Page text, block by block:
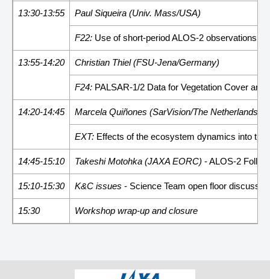
13:30-13:55 Paul Siqueira (Univ. Mass/USA)
F22: Use of short-period ALOS-2 observations
13:55-14:20 Christian Thiel (FSU-Jena/Germany)
F24: PALSAR-1/2 Data for Vegetation Cover
14:20-14:45 Marcela Quiñones (SarVision/The Netherlands)
EXT: Effects of the ecosystem dynamics into
14:45-15:10 Takeshi Motohka (JAXA EORC) - ALOS-2
15:10-15:30 K&C issues - Science Team open floor
15:30 Workshop wrap-up and closure